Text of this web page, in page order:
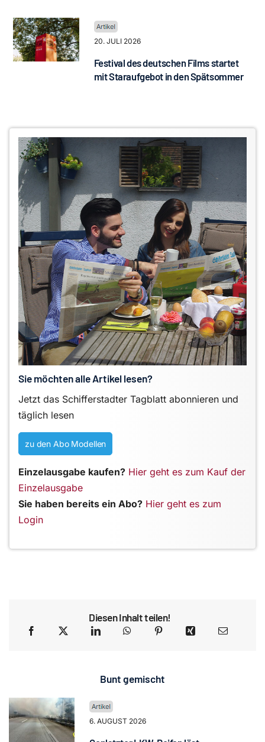
20. JULI 2026
Festival des deutschen Films startet
mit Staraufgebot in den Spätsommer
Sie möchten alle Artikel lesen?
Jetzt das Schifferstadter Tagblatt abonnieren und
täglich lesen
zu den Abo Modellen
Einzelausgabe kaufen? Hier geht es zum Kauf der
Einzelausgabe
Sie haben bereits ein Abo? Hier geht es zum
Login
Diesen Inhalt teilen!
Bunt gemischt
6. AUGUST 2026